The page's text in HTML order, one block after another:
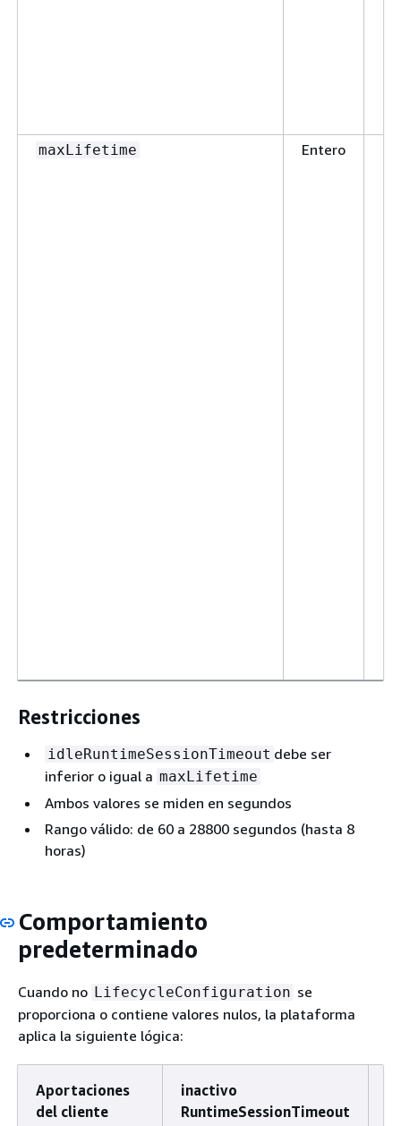
maxLifetime Entero
Restricciones
idleRuntimeSessionTimeout debe ser
inferior o igual a maxLifetime
Ambos valores se miden en segundos
Rango válido: de 60 a 28800 segundos (hasta 8
horas)
Comportamiento
predeterminado
Cuando no LifecycleConfiguration se
proporciona o contiene valores nulos, la plataforma
aplica la siguiente lógica:
Aportaciones
del cliente
inactivo
RuntimeSessionTimeout